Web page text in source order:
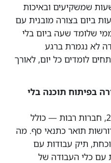
שמשקיעים ובאיכות
מי שלומד 4-6 שעות ביום בצורה מובנית עם
שלומד שעה ביום בלי
לא נגמרת ברגע
לומדים כל יום, לאורך
בפיתוח תוכנה בלי
כן, לגמרי. בישראל של 2024, חברות רבות — כולל
תואר כתנאי סף. מה
תיק עבודות עם
עם כלי העבודה של